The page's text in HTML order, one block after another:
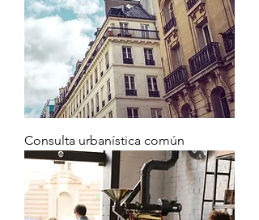
Consulta urbanística común